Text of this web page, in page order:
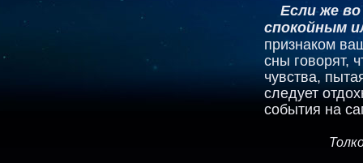
Если же
спокойным
признаком
сны говорят,
чувства,
следует
события на